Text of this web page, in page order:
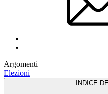
Argomenti
Elezioni
INDICE